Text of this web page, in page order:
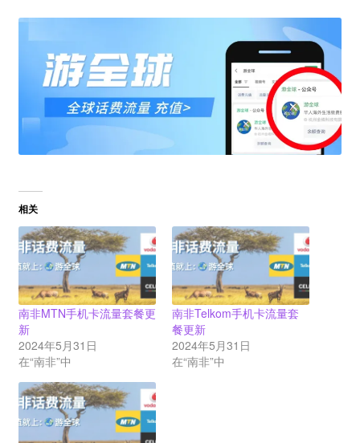
相关
南非MTN手机卡流量套餐更
新
2024年5月31日
在“南非”中
南非Telkom手机卡流量套
餐更新
2024年5月31日
在“南非”中